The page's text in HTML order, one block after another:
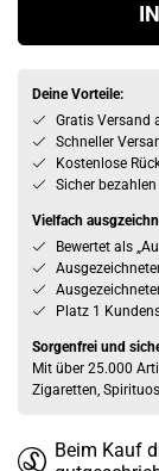
Deine Vorteile:
Gratis Versand
Schneller
Kostenlose
Sicher bezahlen
Vielfach
Bewertet als
Platz 1
Sorgenfrei und
Mit über 25.000
Zigaretten,
Beim Kauf